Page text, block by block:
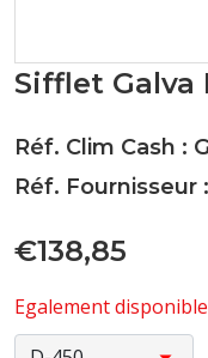
Sifflet Galva
Réf. Clim Cash :
Réf. Fournisseur
€138,85
Egalement